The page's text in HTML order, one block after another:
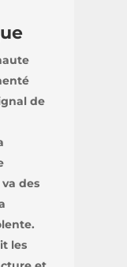
de
des
les